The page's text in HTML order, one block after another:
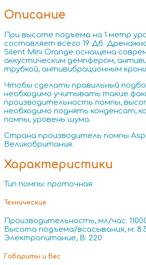
Описание
При высоте подъема на 1 метр
составляет всего 19 Дб.
Silent Mini Orange оснащена
аккустическим демпфером,
трубкой, антивибрационным
Чтобы сделать правильный
необходимо учитывать такие
производительность помпы,
необходимо поднять конденсат,
помпы, уровень шума.
Страна производитель помпы
Великобритания.
Характеристики
Тип помпы: проточная
Технические
Производительность, мл/час:
Высота подъема/всасывания, м:
Электропитание, В: 220
Габариты и Вес